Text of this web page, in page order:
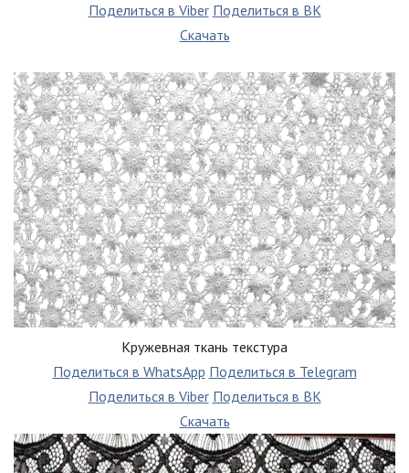
Поделиться в Viber Поделиться в ВК
Скачать
Кружевная ткань текстура
Поделиться в WhatsApp Поделиться в Telegram
Поделиться в Viber Поделиться в ВК
Скачать